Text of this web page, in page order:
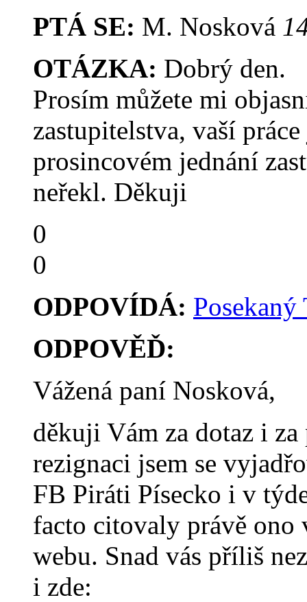
PTÁ SE: M. Nosková
OTÁZKA: Dobrý den.
Prosím můžete mi
zastupitelstva, vaší
prosincovém jednání
neřekl. Děkuji
0
0
ODPOVÍDÁ: Posekaný
ODPOVĚĎ:
Vážená paní Nosková,
děkuji Vám za dotaz i
rezignaci jsem se
FB Piráti Písecko i v
facto citovaly právě ono
webu. Snad vás příliš
i zde: